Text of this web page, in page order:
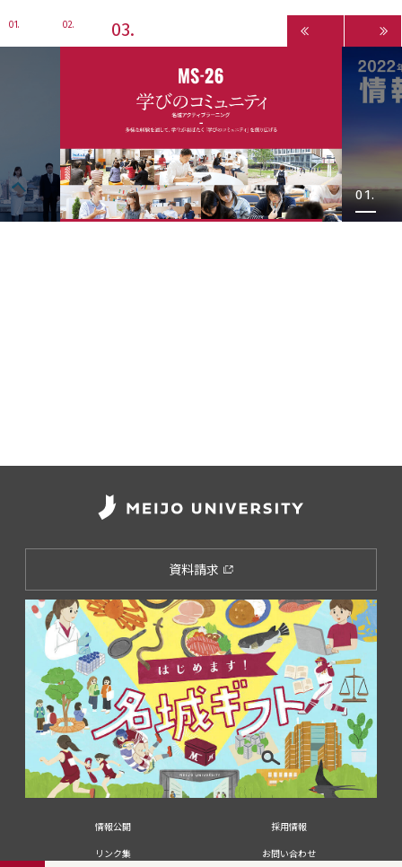
1 2 3
資料請求
情報公開
採用情報
リンク集
お問い合わせ